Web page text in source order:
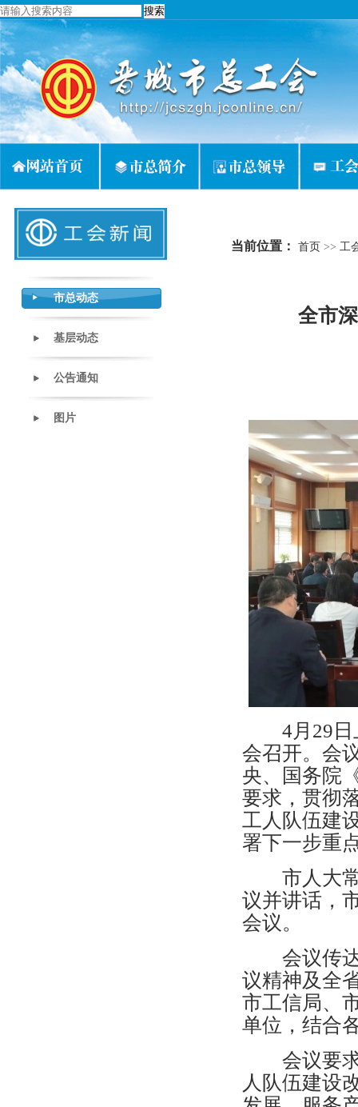
市总动态
基层动态
公告通知
图片
当前位置： 首页 >> 工
全市
4月29日上
会召开。会
央、国务院
要求，贯彻
工人队伍建
署下一步重
市人大常
议并讲话，
会议。
会议传达
议精神及全
市工信局、
单位，结合
会议要求
人队伍建设